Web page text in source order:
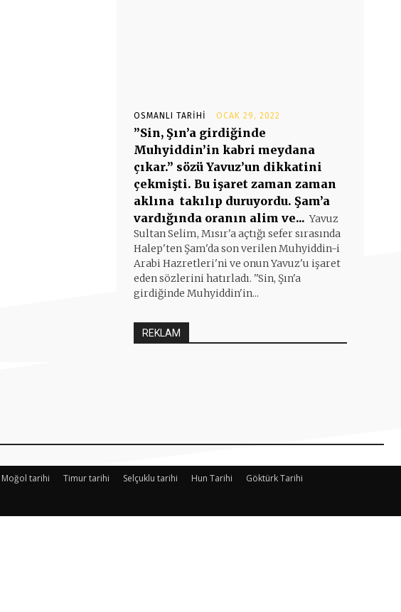
OSMANLI TARIHI OCAK 29, 2022
”Sin, Şın’a girdiğinde
Muhyiddin’in kabri meydana
çıkar.” sözü Yavuz’un dikkatini
çekmişti. Bu işaret zaman zaman
aklına takılıp duruyordu. Şam’a
vardığında oranın alim ve... Yavuz
Sultan Selim, Mısır'a açtığı sefer sırasında
Halep'ten Şam'da son verilen Muhyiddin-i
Arabi Hazretleri'ni ve onun Yavuz'u işaret
eden sözlerini hatırladı. ''Sin, Şın'a
girdiğinde Muhyiddin'in...
REKLAM
Moğol tarihi Timur tarihi Selçuklu tarihi Hun Tarihi Göktürk Tarihi